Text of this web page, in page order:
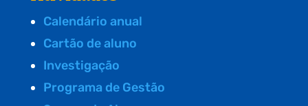
Calendário anual
Cartão de aluno
Investigação
Programa de Gestão